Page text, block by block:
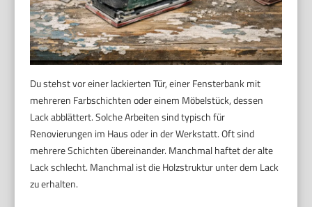
Du stehst vor einer lackierten Tür, einer Fensterbank mit
mehreren Farbschichten oder einem Möbelstück, dessen
Lack abblättert. Solche Arbeiten sind typisch für
Renovierungen im Haus oder in der Werkstatt. Oft sind
mehrere Schichten übereinander. Manchmal haftet der alte
Lack schlecht. Manchmal ist die Holzstruktur unter dem Lack
zu erhalten.